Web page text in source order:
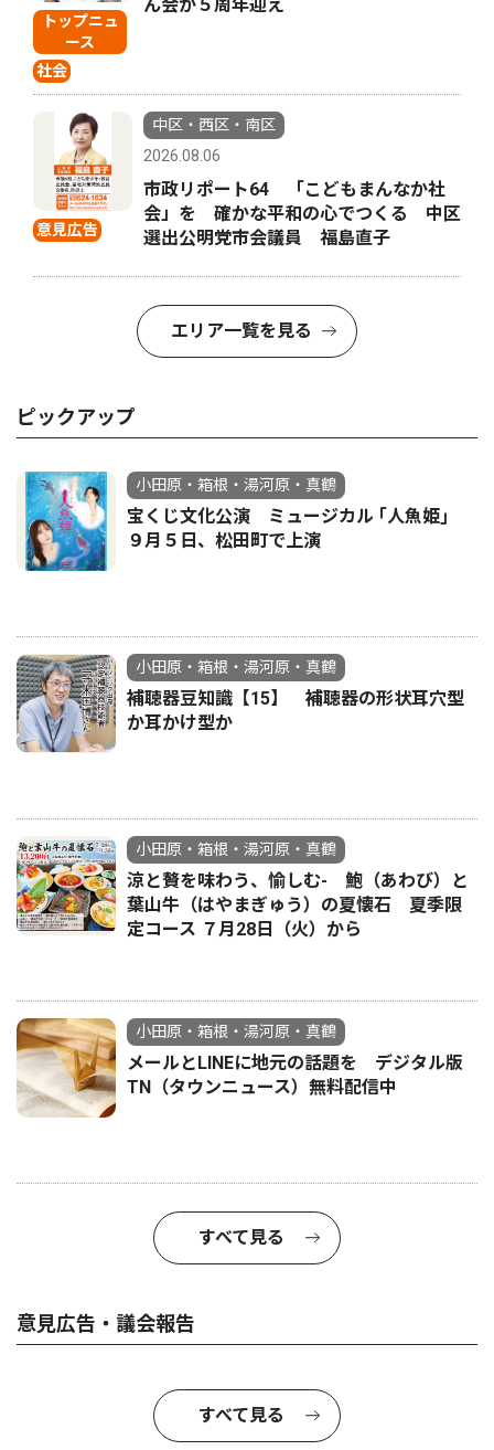
トップニュ
ース
社会
ん会が５周年迎え
意見広告
中区・西区・南区
2026.08.06
市政リポート64 「こどもまんなか社
会」を 確かな平和の心でつくる 中区
選出公明党市会議員 福島直子
エリア一覧を見る
ピックアップ
小田原・箱根・湯河原・真鶴
宝くじ文化公演 ミュージカル ｢人魚姫｣
９月５日、松田町で上演
小田原・箱根・湯河原・真鶴
補聴器豆知識【15】 補聴器の形状耳穴型
か耳かけ型か
小田原・箱根・湯河原・真鶴
涼と贅を味わう、愉しむ- 鮑（あわび）と
葉山牛（はやまぎゅう）の夏懐石 夏季限
定コース ７月28日（火）から
小田原・箱根・湯河原・真鶴
メールとLINEに地元の話題を デジタル版
TN（タウンニュース）無料配信中
すべて見る
意見広告・議会報告
すべて見る